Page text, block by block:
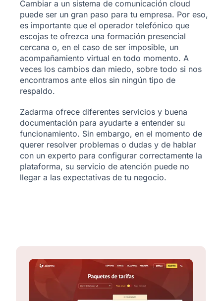
Cambiar a un sistema de comunicación cloud
puede ser un gran paso para tu empresa. Por eso,
es importante que el operador telefónico que
escojas te ofrezca una formación presencial
cercana o, en el caso de ser imposible, un
acompañamiento virtual en todo momento. A
veces los cambios dan miedo, sobre todo si nos
encontramos ante ellos sin ningún tipo de
respaldo.
Zadarma ofrece diferentes servicios y buena
documentación para ayudarte a entender su
funcionamiento. Sin embargo, en el momento de
querer resolver problemas o dudas y de hablar
con un experto para configurar correctamente la
plataforma, su servicio de atención puede no
llegar a las expectativas de tu negocio.